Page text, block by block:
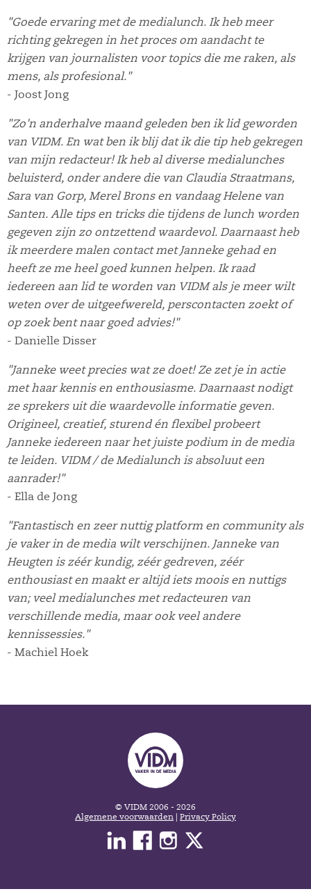
"Goede ervaring met de medialunch. Ik heb meer
richting gekregen in het proces om aandacht te
krijgen van journalisten voor topics die me raken, als
mens, als profesional."
- Joost Jong
"Zo'n anderhalve maand geleden ben ik lid geworden
van VIDM. En wat ben ik blij dat ik die tip heb gekregen
van mijn redacteur! Ik heb al diverse medialunches
beluisterd, onder andere die van Claudia Straatmans,
Sara van Gorp, Merel Brons en vandaag Helene van
Santen. Alle tips en tricks die tijdens de lunch worden
gegeven zijn zo ontzettend waardevol. Daarnaast heb
ik meerdere malen contact met Janneke gehad en
heeft ze me heel goed kunnen helpen. Ik raad
iedereen aan lid te worden van VIDM als je meer wilt
weten over de uitgeefwereld, perscontacten zoekt of
op zoek bent naar goed advies!"
- Danielle Disser
"Janneke weet precies wat ze doet! Ze zet je in actie
met haar kennis en enthousiasme. Daarnaast nodigt
ze sprekers uit die waardevolle informatie geven.
Origineel, creatief, sturend én flexibel probeert
Janneke iedereen naar het juiste podium in de media
te leiden. VIDM / de Medialunch is absoluut een
aanrader!"
- Ella de Jong
"Fantastisch en zeer nuttig platform en community als
je vaker in de media wilt verschijnen. Janneke van
Heugten is zéér kundig, zéér gedreven, zéér
enthousiast en maakt er altijd iets moois en nuttigs
van; veel medialunches met redacteuren van
verschillende media, maar ook veel andere
kennissessies."
- Machiel Hoek
© VIDM 2006 - 2026
Algemene voorwaarden
Privacy Policy